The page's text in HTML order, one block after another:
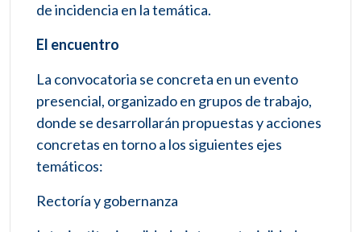
de incidencia en la temática.
El encuentro
La convocatoria se concreta en un evento
presencial, organizado en grupos de trabajo,
donde se desarrollarán propuestas y acciones
concretas en torno a los siguientes ejes
temáticos:
Rectoría y gobernanza